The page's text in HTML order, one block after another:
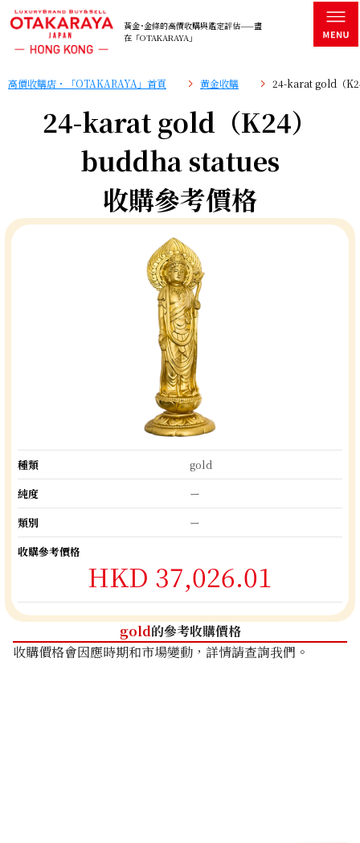
黃金･金條的高價收購與鑑定評估——盡
在「OTAKARAYA」
高價收購店・「OTAKARAYA」首頁 黄金收購 24-karat gold（
24-karat gold（K24）
buddha statues
收購參考價格
種類
gold
純度
ー
類別
ー
收購參考價格
HKD 37,026.01
gold的參考收購價格
收購價格會因應時期和市場變動，詳情請查詢我們。